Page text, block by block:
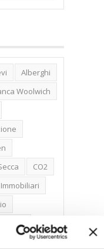
Alberghi
Woolwich
CO2
Firenze